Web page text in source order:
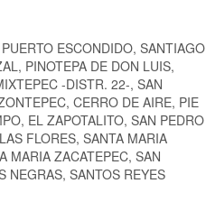
ESCONDIDO, SANTIAGO
PINOTEPA DE DON LUIS,
-DISTR. 22-, SAN
CERRO DE AIRE, PIE
EL ZAPOTALITO, SAN PEDRO
FLORES, SANTA MARIA
MARIA ZACATEPEC, SAN
NEGRAS, SANTOS REYES